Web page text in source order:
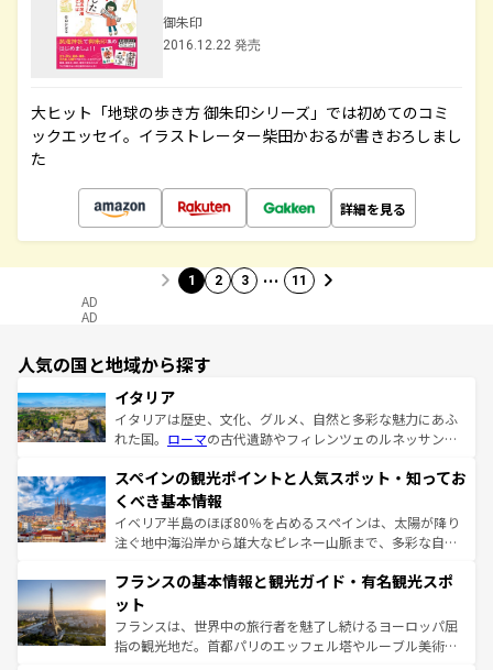
御朱印
2016.12.22 発売
大ヒット「地球の歩き方 御朱印シリーズ」では初めてのコミ
ックエッセイ。イラストレーター柴田かおるが書きおろしまし
た
詳細を見る
1 2 3 … 11
AD
AD
人気の国と地域から探す
イタリア
イタリアは歴史、文化、グルメ、自然と多彩な魅力にあふ
れた国。 ローマの古代遺跡やフィレンツェのルネッサンス
ろん、トスカーナの美しい田園風景やアマルフィ海岸の絶
景など、自然景観も見逃せない。観光の合間には、本場の
ピザやパスタなど、絶品のイタリア料理を堪能することも
できる。朝目覚めてから夜眠るまで、すべての瞬間を楽し
なお、新着のイタリア情報はコンテンツ一覧を参照してほ
しい。
スペインの観光ポイントと人気スポット・知ってお
くべき基本情報
イベリア半島のほぼ80％を占めるスペインは、太陽が降り
注ぐ地中海沿岸から雄大なピレネー山脈まで、多彩な自然
文化が根付くこの国では、情熱的なフラメンコ、熱気あふ
れる闘牛、そして美味しいタパスが生活の一部となってい
る。首都マドリードの洗練された雰囲気や、バルセロナの
アートに溢れた街角から、地方では古代ローマ遺跡や中世
フランスの基本情報と観光ガイド・有名観光スポ
ット
フランスは、世界中の旅行者を魅了し続けるヨーロッパ屈
指の観光地だ。首都パリのエッフェル塔やルーブル美術館